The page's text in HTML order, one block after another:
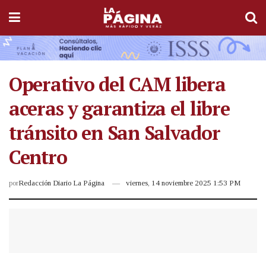
Operativo del CAM libera
aceras y garantiza el libre
tránsito en San Salvador
Centro
porRedacción Diario La Página viernes, 14 noviembre 2025 1:53 PM